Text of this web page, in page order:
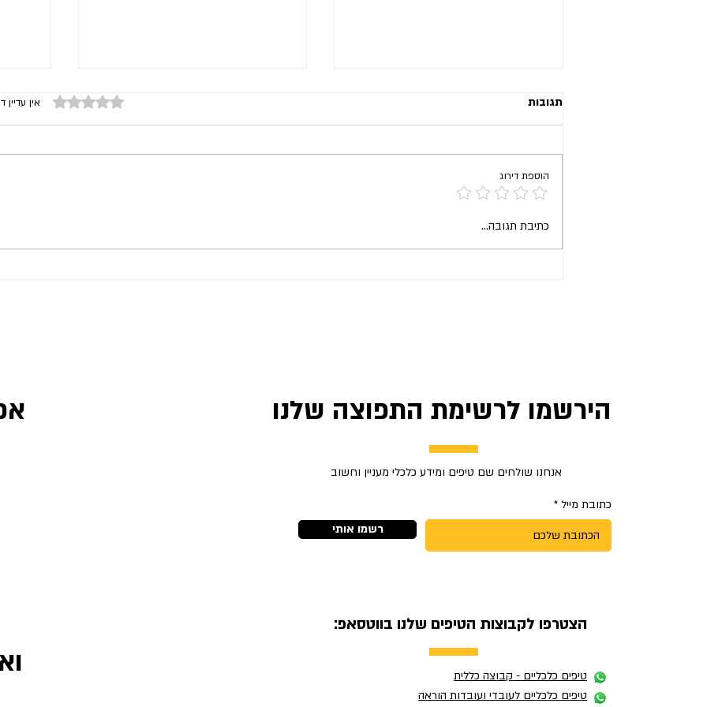
כלים מעשיים לשיחה זוגית מקרבת
על כסף (חלק ב')
א')
תגובות דירוג של 0 מתוך 5 כוכבים אין עדיין
הוספת דירוג
כתיבת תגובה...
הירשמו לרשימת התפוצה שלנו
אנחנו שולחים שם טיפים ומידע כלכלי מעניין וחשוב
רשמו אותי
כתובת מייל
הצטרפו לקבוצות הטיפים שלנו בווטסאפ:
טיפים כלכליים - קבוצה כללית
טיפים כלכליים לעובדי ועובדות הוראה